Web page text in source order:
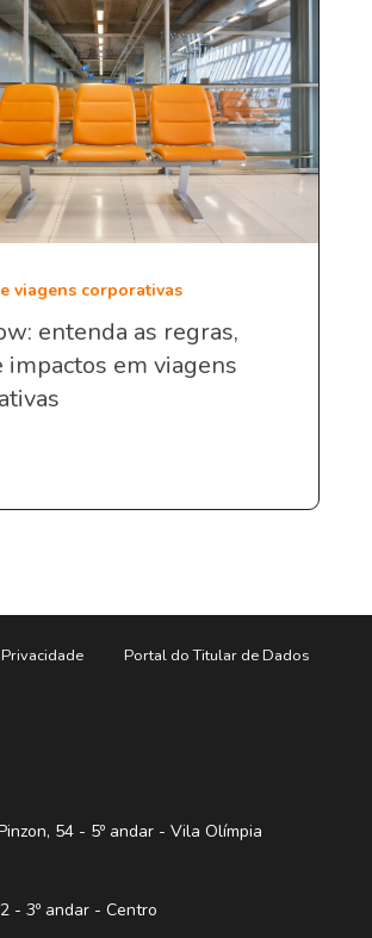
viagens corporativas
entenda as regras,
impactos em viagens
Portal do Titular de Dados
54 - 5º andar - Vila Olímpia
- 3º andar - Centro